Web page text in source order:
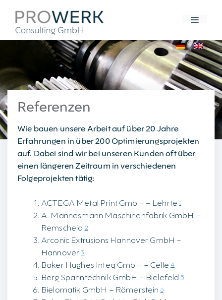
Inhalt
springen
Menü
Referenzen
Wie bauen unsere Arbeit auf über 20 Jahre
Erfahrungen in über 200 Optimierungsprojekten
auf. Dabei sind wir bei unseren Kunden oft über
einen längeren Zeitraum in verschiedenen
Folgeprojekten tätig:
ACTEGA Metal Print GmbH – Lehrte1
A. Mannesmann Maschinenfabrik GmbH –
Remscheid2
Arconic Extrusions Hannover GmbH –
Hannover3
Baker Hughes Inteq GmbH – Celle4
Berg Spanntechnik GmbH – Bielefeld5
Bielomatik GmbH – Römerstein6